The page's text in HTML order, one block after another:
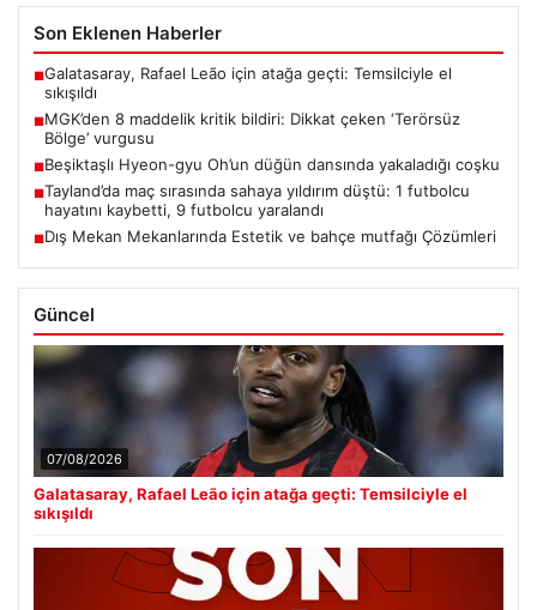
Son Eklenen Haberler
■Galatasaray, Rafael Leão için atağa geçti: Temsilciyle el
sıkışıldı
■MGK’den 8 maddelik kritik bildiri: Dikkat çeken ‘Terörsüz
Bölge’ vurgusu
■Beşiktaşlı Hyeon-gyu Oh’un düğün dansında yakaladığı coşku
■Tayland’da maç sırasında sahaya yıldırım düştü: 1 futbolcu
hayatını kaybetti, 9 futbolcu yaralandı
■Dış Mekan Mekanlarında Estetik ve bahçe mutfağı Çözümleri
Güncel
07/08/2026
Galatasaray, Rafael Leão için atağa geçti: Temsilciyle el
sıkışıldı